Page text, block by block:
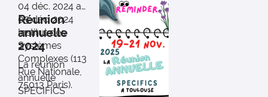
04 déc. 2024 au
05 déc. 2024
Institut des
Systèmes
Complexes (113
Rue Nationale,
75013 Paris).
Réunion
annuelle
2024
La réunion
annuelle
SPECIFICS